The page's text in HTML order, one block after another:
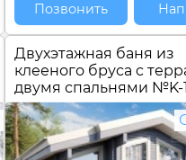
Позвонить
Двухэтажная баня из
клееного бруса c
двумя спальнями №K-